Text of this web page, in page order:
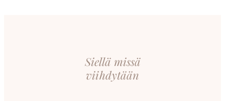
Siellä missä
viihdytään